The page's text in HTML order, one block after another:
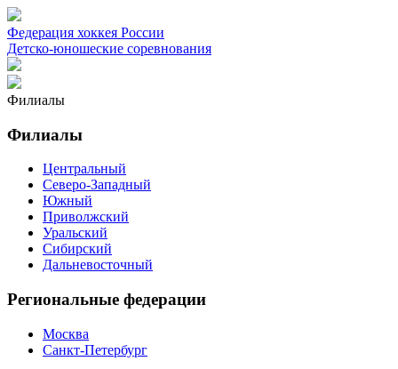
Федерация хоккея России
Детско-юношеские соревнования
Филиалы
Филиалы
Центральный
Северо-Западный
Южный
Приволжский
Уральский
Сибирский
Дальневосточный
Региональные федерации
Москва
Санкт-Петербург